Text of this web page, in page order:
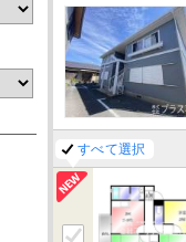
すべて選択